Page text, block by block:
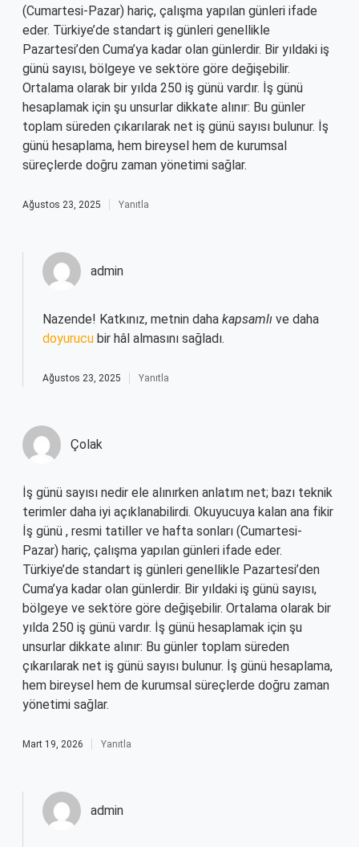
(Cumartesi-Pazar) hariç, çalışma yapılan günleri ifade
eder. Türkiye’de standart iş günleri genellikle
Pazartesi’den Cuma’ya kadar olan günlerdir. Bir yıldaki iş
günü sayısı, bölgeye ve sektöre göre değişebilir.
Ortalama olarak bir yılda 250 iş günü vardır. İş günü
hesaplamak için şu unsurlar dikkate alınır: Bu günler
toplam süreden çıkarılarak net iş günü sayısı bulunur. İş
günü hesaplama, hem bireysel hem de kurumsal
süreçlerde doğru zaman yönetimi sağlar.
Ağustos 23, 2025 Yanıtla
admin
Nazende! Katkınız, metnin daha kapsamlı ve daha
doyurucu bir hâl almasını sağladı.
Ağustos 23, 2025 Yanıtla
Çolak
İş günü sayısı nedir ele alınırken anlatım net; bazı teknik
terimler daha iyi açıklanabilirdi. Okuyucuya kalan ana fikir
İş günü , resmi tatiller ve hafta sonları (Cumartesi-
Pazar) hariç, çalışma yapılan günleri ifade eder.
Türkiye’de standart iş günleri genellikle Pazartesi’den
Cuma’ya kadar olan günlerdir. Bir yıldaki iş günü sayısı,
bölgeye ve sektöre göre değişebilir. Ortalama olarak bir
yılda 250 iş günü vardır. İş günü hesaplamak için şu
unsurlar dikkate alınır: Bu günler toplam süreden
çıkarılarak net iş günü sayısı bulunur. İş günü hesaplama,
hem bireysel hem de kurumsal süreçlerde doğru zaman
yönetimi sağlar.
Mart 19, 2026 Yanıtla
admin